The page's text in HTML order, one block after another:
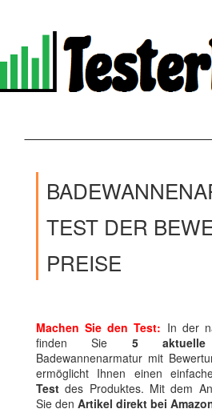
TEST DER
PREISE
Machen Sie den Test: In der
finden Sie 5 aktuelle
Badewannenarmatur mit
ermöglicht Ihnen einen
Test des Produktes. Mit dem
Sie den Artikel direkt bei